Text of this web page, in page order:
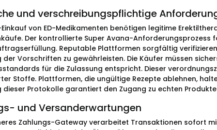
und verschreibungspflichtige
von ED-Medikamenten benötigen legitime
Der kontrollierte Super Avana-Anforderungsprozess
Reputable Plattformen sorgfältig
der Vorschriften zu gewährleisten. Die Käufer müssen
für die Zulassung entspricht. Dieser
Stoffe. Plattformen, die ungültige Rezepte ablehnen,
dieser Protokolle garantiert den Zugang zu echten
und Versanderwartungen
Zahlungs-Gateway verarbeitet Transaktionen sofort